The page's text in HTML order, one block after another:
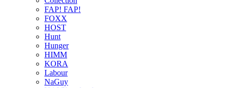
FAP! FAP!
FOXX
HOST
Hunt
Hunger
HIMM
KORA
Labour
NaGuy